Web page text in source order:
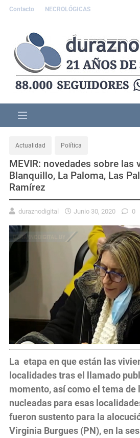
Contacto NECROLÓGICAS
Actualidad Política
MEVIR: novedades sobre las
Blanquillo, La Paloma, Las
Ramírez
duraznodigital Junio 30, 2020 0
La etapa en que están las
localidades tras el llamado
momento, así como el tema de
nucleadas para esas
fueron sustento para la
Virginia Burgues (PN), en la